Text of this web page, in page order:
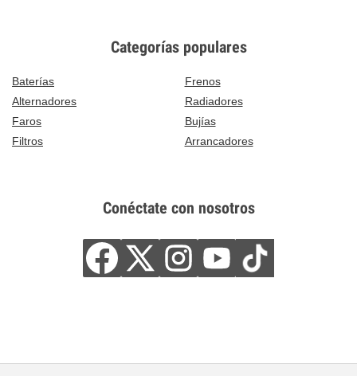
Categorías populares
Baterías
Frenos
Alternadores
Radiadores
Faros
Bujías
Filtros
Arrancadores
Conéctate con nosotros